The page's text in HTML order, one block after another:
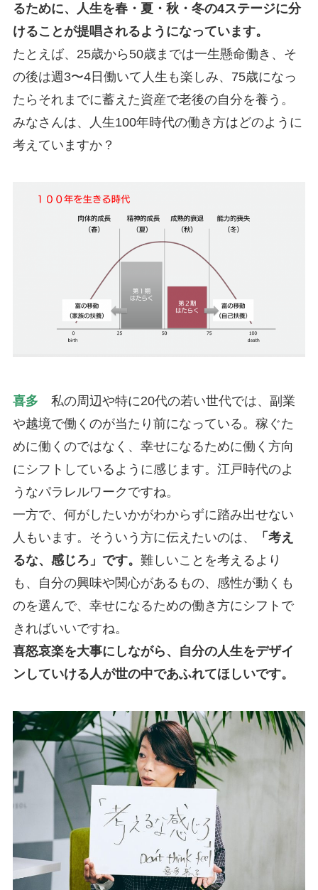
るために、人生を春・夏・秋・冬の4ステージに分
けることが提唱されるようになっています。
たとえば、25歳から50歳までは一生懸命働き、そ
の後は週3〜4日働いて人生も楽しみ、75歳になっ
たらそれまでに蓄えた資産で老後の自分を養う。
みなさんは、人生100年時代の働き方はどのように
考えていますか？
喜多 私の周辺や特に20代の若い世代では、副業
や越境で働くのが当たり前になっている。稼ぐた
めに働くのではなく、幸せになるために働く方向
にシフトしているように感じます。江戸時代のよ
うなパラレルワークですね。
一方で、何がしたいかがわからずに踏み出せない
人もいます。そういう方に伝えたいのは、
「考え
るな、感じろ」です。 難しいことを考えるより
も、自分の興味や関心があるもの、感性が動くも
のを選んで、幸せになるための働き方にシフトで
きればいいですね。
喜怒哀楽を大事にしながら、自分の人生をデザイ
ンしていける人が世の中であふれてほしいです。